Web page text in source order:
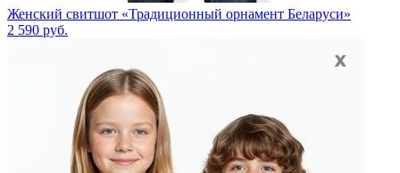
Женский свитшот «Традиционный орнамент Беларуси»
2 590 руб.